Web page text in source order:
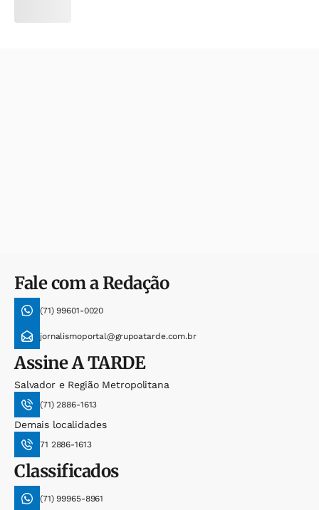
Fale com a Redação
(71) 99601-0020
jornalismoportal@grupoatarde.com.br
AssineA TARDE
Salvador e Região Metropolitana
(71) 2886-1613
Demais localidades
71 2886-1613
Classificados
(71) 99965-8961